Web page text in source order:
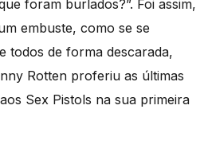
foram burlados?”. Foi assim,
embuste, como se se
todos de forma descarada,
Rotten proferiu as últimas
Sex Pistols na sua primeira